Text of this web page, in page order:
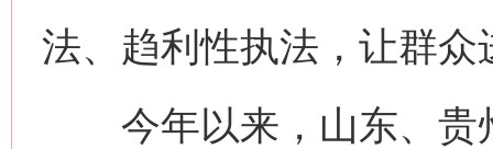
法、趋利性执法，让群
今年以来，山东、贵